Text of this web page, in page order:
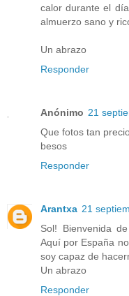
calor durante el
almuerzo sano y
Un abrazo
Responder
Anónimo 21
Que fotos tan
besos
Responder
Arantxa 21
Sol! Bienvenida
Aquí por España
soy capaz de
Un abrazo
Responder